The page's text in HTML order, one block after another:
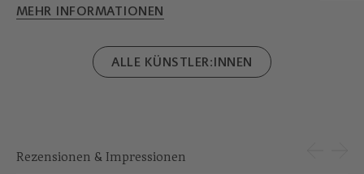
hispanischen und europäischen Goldenen
Zusammengesetzt hauptsächlich aus famosen
Stimmenspezialistinnen des hispanischen
MEHR INFORMATIONEN
ALLE KÜNSTLER:INNEN
Rezensionen & Impressionen